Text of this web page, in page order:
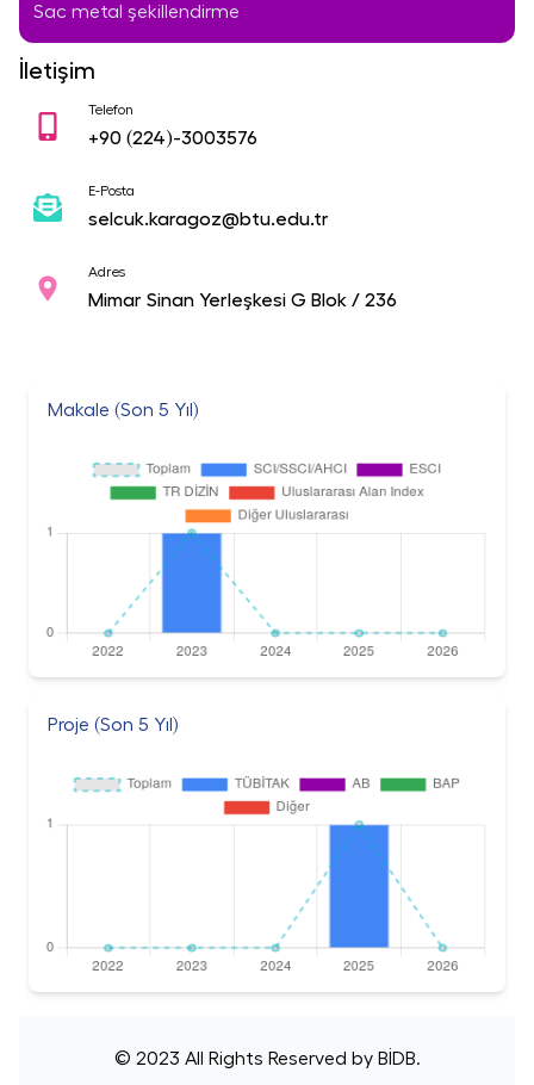
Sac metal şekillendirme
İletişim
Telefon
+90 (224)-3003576
E-Posta
selcuk.karagoz@btu.edu.tr
Adres
Mimar Sinan Yerleşkesi G Blok / 236
Makale (Son 5 Yıl)
Proje (Son 5 Yıl)
© 2023 All Rights Reserved byBİDB.